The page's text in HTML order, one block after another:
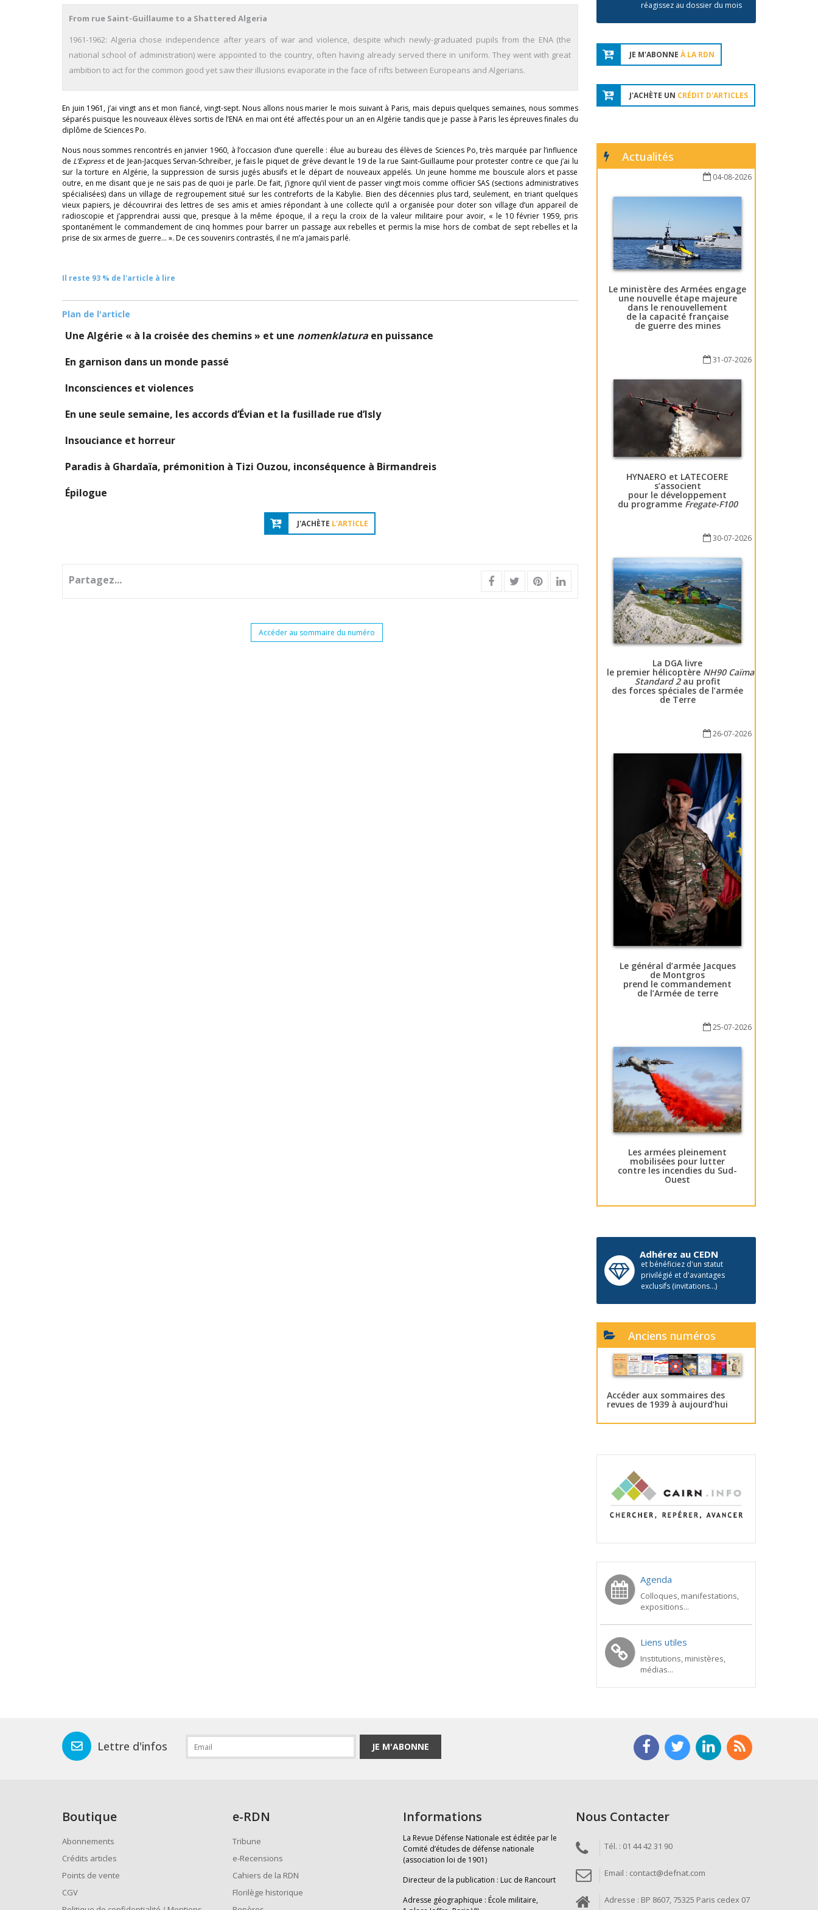
From rue Saint-Guillaume to a Shattered Algeria
1961-1962: Algeria chose independence after years of war and violence, despite which newly-graduated pupils from the ENA (the
national school of administration) were appointed to the country, often having already served there in uniform. They went with great
ambition to act for the common good yet saw their illusions evaporate in the face of rifts between Europeans and Algerians.
En juin 1961, j’ai vingt ans et mon fiancé, vingt-sept. Nous allons nous marier le mois suivant à Paris, mais depuis quelques semaines, nous sommes
séparés puisque les nouveaux élèves sortis de l’ENA en mai ont été affectés pour un an en Algérie tandis que je passe à Paris les épreuves finales du
diplôme de Sciences Po.
Nous nous sommes rencontrés en janvier 1960, à l’occasion d’une querelle : élue au bureau des élèves de Sciences Po, très marquée par l’influence
de L’Express et de Jean-Jacques Servan-Schreiber, je fais le piquet de grève devant le 19 de la rue Saint-Guillaume pour protester contre ce que j’ai lu
sur la torture en Algérie, la suppression de sursis jugés abusifs et le départ de nouveaux appelés. Un jeune homme me bouscule alors et passe
outre, en me disant que je ne sais pas de quoi je parle. De fait, j’ignore qu’il vient de passer vingt mois comme officier SAS (sections administratives
spécialisées) dans un village de regroupement situé sur les contreforts de la Kabylie. Bien des décennies plus tard, seulement, en triant quelques
vieux papiers, je découvrirai des lettres de ses amis et amies répondant à une collecte qu’il a organisée pour doter son village d’un appareil de
radioscopie et j’apprendrai aussi que, presque à la même époque, il a reçu la croix de la valeur militaire pour avoir, « le 10 février 1959, pris
spontanément le commandement de cinq hommes pour barrer un passage aux rebelles et permis la mise hors de combat de sept rebelles et la
prise de six armes de guerre… ». De ces souvenirs contrastés, il ne m’a jamais parlé.
Il reste 93 % de l'article à lire
Plan de l'article
Une Algérie « à la croisée des chemins » et une nomenklatura en puissance
En garnison dans un monde passé
Inconsciences et violences
En une seule semaine, les accords d’Évian et la fusillade rue d’Isly
Insouciance et horreur
Paradis à Ghardaïa, prémonition à Tizi Ouzou, inconséquence à Birmandreis
Épilogue
J'ACHÈTE L'ARTICLE
Partagez...
Accéder au sommaire du numéro
réagissez au dossier du mois
JE M'ABONNE À LA RDN
J'ACHÈTE UN CRÉDIT D'ARTICLES
Actualités
04-08-2026
Le ministère des Armées engage
une nouvelle étape majeure
dans le renouvellement
de la capacité française
de guerre des mines
31-07-2026
HYNAERO et LATECOERE
s’associent
pour le développement
du programme Fregate-F100
30-07-2026
La DGA livre
le premier hélicoptère NH90 Caïman
Standard 2au profit
des forces spéciales de l’armée
de Terre
26-07-2026
Le général d’armée Jacques
de Montgros
prend le commandement
de l’Armée de terre
25-07-2026
Les armées pleinement
mobilisées pour lutter
contre les incendies du Sud-
Ouest
Adhérez au CEDN
et bénéficiez d'un statut
privilégié et d'avantages
exclusifs (invitations...)
Anciens numéros
Accéder aux sommaires des
revues de 1939 à aujourd’hui
Agenda
Colloques, manifestations,
expositions...
Liens utiles
Institutions, ministères,
médias...
Lettre d'infos JE M'ABONNE
Boutique
Abonnements
Crédits articles
Points de vente
CGV
e-RDN
Tribune
e-Recensions
Cahiers de la RDN
Florilège historique
Informations
La Revue Défense Nationale est éditée par le
Comité d’études de défense nationale
(association loi de 1901)
Directeur de la publication : Luc de Rancourt
Adresse géographique : École militaire,
Nous Contacter
Tél. : 01 44 42 31 90
Email : contact@defnat.com
Adresse : BP 8607, 75325 Paris cedex 07